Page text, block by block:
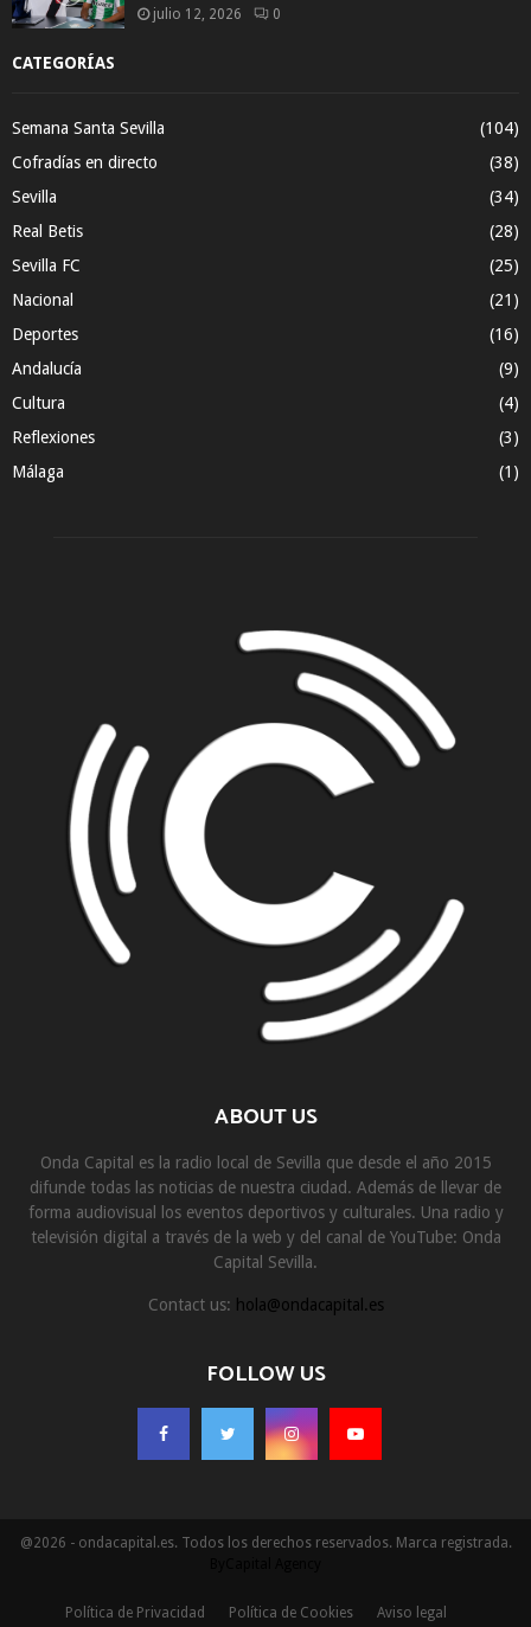
julio 12, 2026 0
CATEGORÍAS
Semana Santa Sevilla
(104)
Cofradías en directo
(38)
Sevilla
(34)
Real Betis
(28)
Sevilla FC
(25)
Nacional
(21)
Deportes
(16)
Andalucía
(9)
Cultura
(4)
Reflexiones
(3)
Málaga
(1)
ABOUT US
Onda Capital es la radio local de Sevilla que desde el año 2015
difunde todas las noticias de nuestra ciudad. Además de llevar de
forma audiovisual los eventos deportivos y culturales. Una radio y
televisión digital a través de la web y del canal de YouTube: Onda
Capital Sevilla.
Contact us: hola@ondacapital.es
FOLLOW US
@2026 - ondacapital.es. Todos los derechos reservados. Marca registrada.
Política de Privacidad Política de Cookies Aviso legal